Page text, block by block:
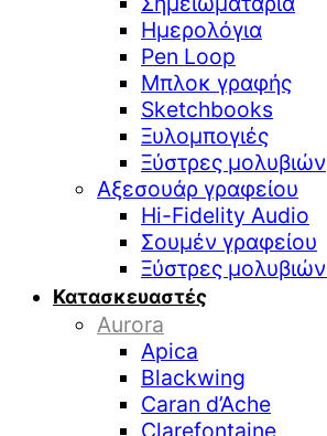
Ημερολόγια
Pen Loop
Μπλοκ γραφής
Sketchbooks
Ξυλομπογιές
Ξύστρες μολυβιών
Αξεσουάρ γραφείου
Hi-Fidelity Audio
Σουμέν γραφείου
Ξύστρες μολυβιών
Κατασκευαστές
Aurora
Apica
Blackwing
Caran d’Ache
Clarefontaine